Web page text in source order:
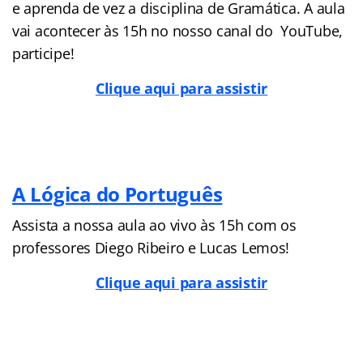
e aprenda de vez a disciplina de Gramática. A aula
vai acontecer às 15h no nosso canal do YouTube,
participe!
Clique aqui para assistir
A Lógica do Português
Assista a nossa aula ao vivo às 15h com os
professores Diego Ribeiro e Lucas Lemos!
Clique aqui para assistir